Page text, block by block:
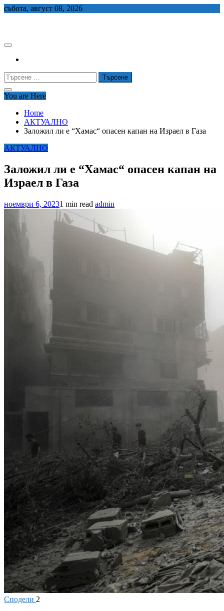
Skip
събота, август 08, 2026
Търсене
за:
You are Here
Home
АКТУАЛНО
Заложил ли е “Хамас“ опасен капан на Израел в Газа
АКТУАЛНО
Заложил ли е “Хамас“ опасен капан на
Израел в Газа
ноември 6, 20231 min read admin
Сподели 2